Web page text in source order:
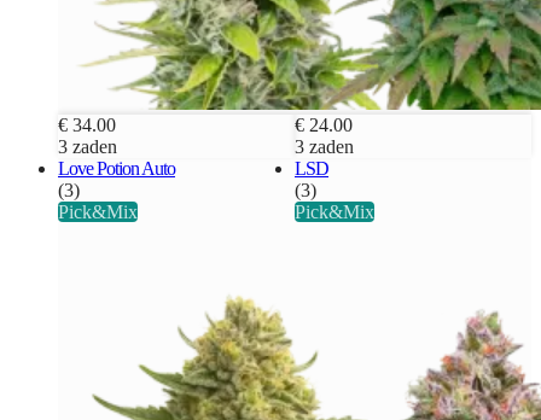
€ 34.00
3 zaden
€ 24.00
3 zaden
Love Potion Auto
(3)
Pick&Mix
LSD
(3)
Pick&Mix